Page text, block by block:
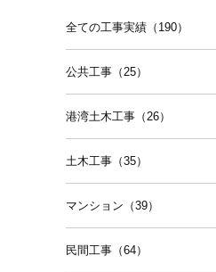
全ての工事実績（190）
公共工事（25）
港湾土木工事（26）
土木工事（35）
マンション（39）
民間工事（64）